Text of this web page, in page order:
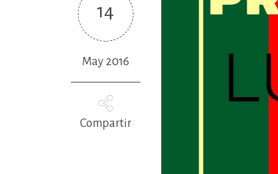
14
May 2016
Compartir